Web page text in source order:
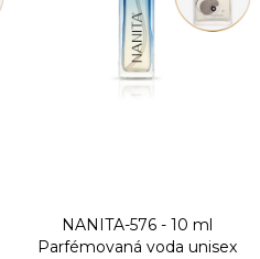
NANITA-576 - 10 ml
Parfémovaná voda unisex